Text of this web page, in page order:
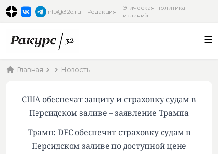
info@32q.ru Редакция
Этическая политика
изданий
Главная Новость
США обеспечат защиту и страховку судам в
Персидском заливе – заявление Трампа
Трамп: DFC обеспечит страховку судам в
Персидском заливе по доступной цене